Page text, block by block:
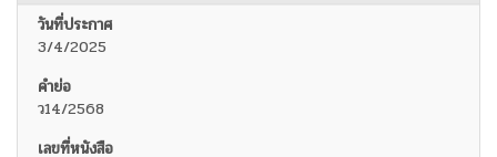
3/4/2025
ว14/2568